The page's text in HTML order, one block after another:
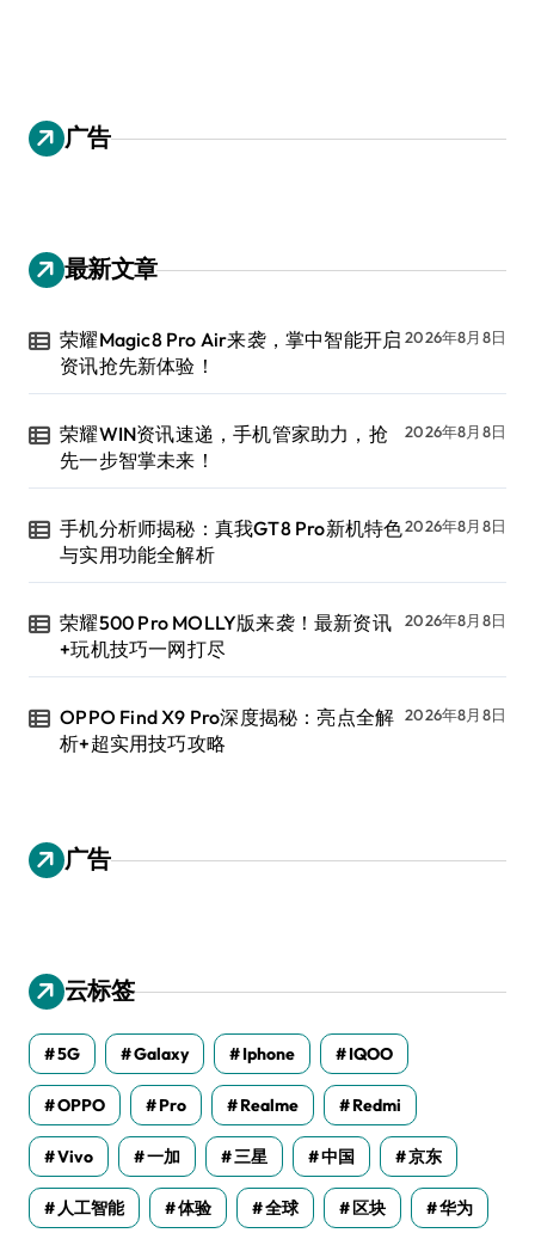
广告
最新文章
荣耀Magic8 Pro Air来袭，掌中智能开启
资讯抢先新体验！
2026年8月8日
荣耀WIN资讯速递，手机管家助力，抢
先一步智掌未来！
2026年8月8日
手机分析师揭秘：真我GT8 Pro新机特色
与实用功能全解析
2026年8月8日
荣耀500 Pro MOLLY版来袭！最新资讯
+玩机技巧一网打尽
2026年8月8日
OPPO Find X9 Pro深度揭秘：亮点全解
析+超实用技巧攻略
2026年8月8日
广告
云标签
5G Galaxy Iphone IQOO
OPPO Pro Realme Redmi
Vivo 一加 三星 中国 京东
人工智能 体验 全球 区块 华为